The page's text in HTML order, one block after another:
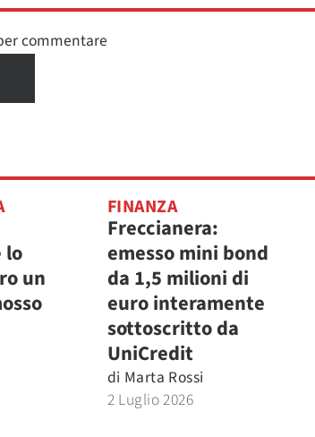
commentare
lo
un
FINANZA
Freccianera:
emesso mini bond
da 1,5 milioni di
euro interamente
sottoscritto da
UniCredit
di Marta Rossi
2 Luglio 2026